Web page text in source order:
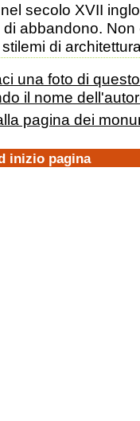
secolo XVII
abbandono.
di
una foto di
il nome
pagina dei
inizio pagina